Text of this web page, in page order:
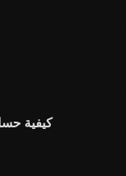
كيفية حساب